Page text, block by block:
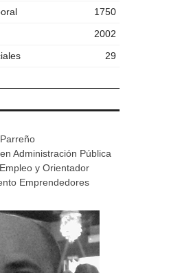
1750
2002
29
Administración Pública
y Orientador
Emprendedores